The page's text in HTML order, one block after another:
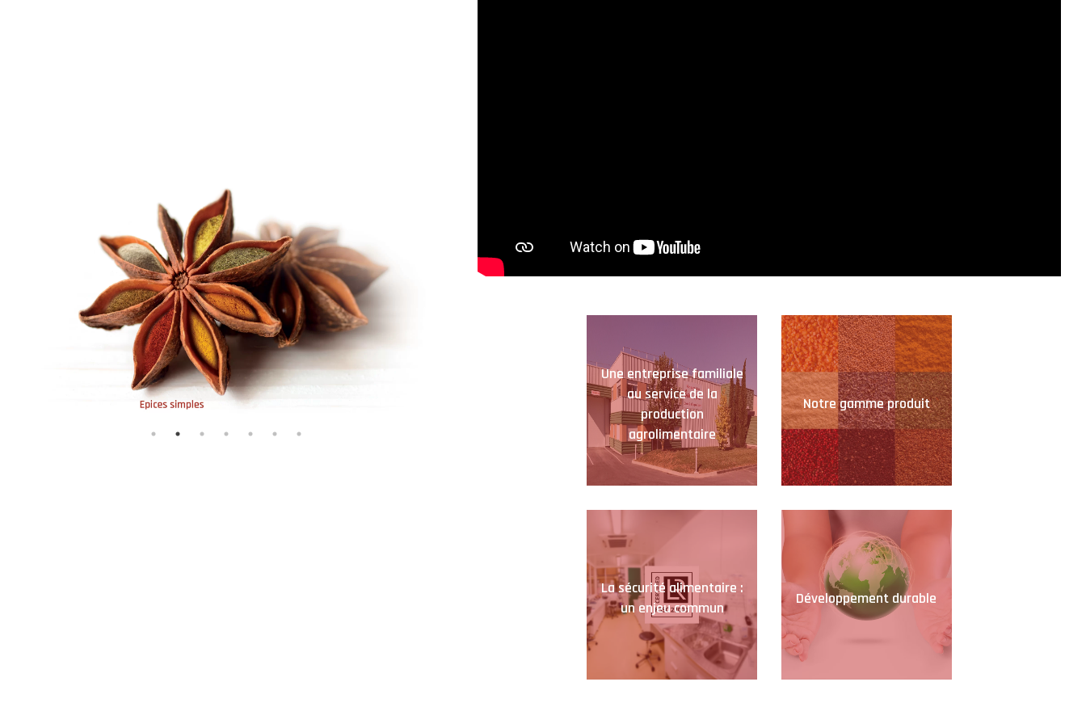
Une entreprise familiale
au service de la
production
agrolimentaire
Notre gamme produit
La sécurité alimentaire :
un enjeu commun
Développement durable